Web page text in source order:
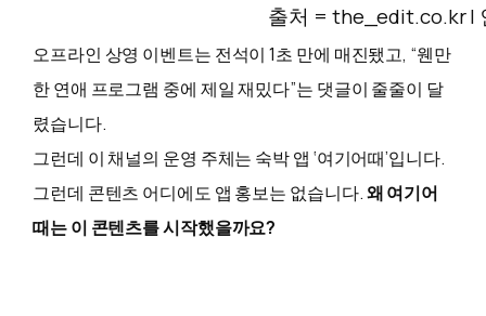
출처 = the_edit.co.kr |
오프라인 상영 이벤트는 전석이 1초 만에 매진됐고, “웬만
한 연애 프로그램 중에 제일 재밌다”는 댓글이 줄줄이 달
렸습니다.
그런데 이 채널의 운영 주체는 숙박 앱 ‘여기어때’입니다.
그런데 콘텐츠 어디에도 앱 홍보는 없습니다.왜 여기어
때는 이 콘텐츠를 시작했을까요?